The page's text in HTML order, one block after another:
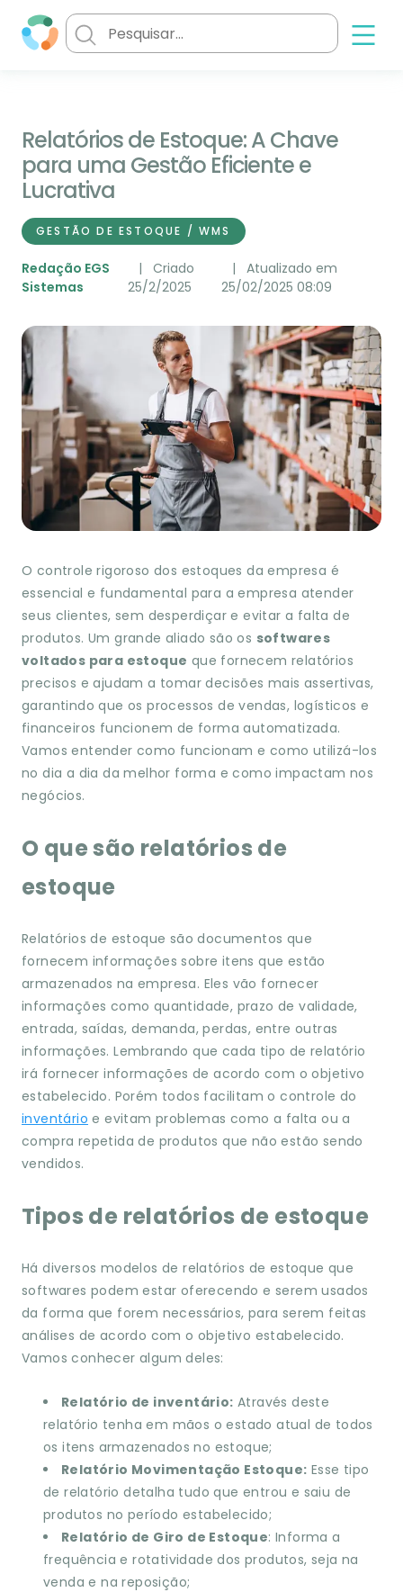
Relatórios de Estoque: A Chave
para uma Gestão Eficiente e
Lucrativa
GESTÃO DE ESTOQUE / WMS
Redação EGS
Sistemas
Criado
25/2/2025
Atualizado em
25/02/2025 08:09
O controle rigoroso dos estoques da empresa é
essencial e fundamental para a empresa atender
seus clientes, sem desperdiçar e evitar a falta de
produtos. Um grande aliado são os softwares
voltados para estoque que fornecem relatórios
precisos e ajudam a tomar decisões mais assertivas,
garantindo que os processos de vendas, logísticos e
financeiros funcionem de forma automatizada.
Vamos entender como funcionam e como utilizá-los
no dia a dia da melhor forma e como impactam nos
negócios.
O que são relatórios de
estoque
Relatórios de estoque são documentos que
fornecem informações sobre itens que estão
armazenados na empresa. Eles vão fornecer
informações como quantidade, prazo de validade,
entrada, saídas, demanda, perdas, entre outras
informações. Lembrando que cada tipo de relatório
irá fornecer informações de acordo com o objetivo
estabelecido. Porém todos facilitam o controle do
inventário e evitam problemas como a falta ou a
compra repetida de produtos que não estão sendo
vendidos.
Tipos de relatórios de estoque
Há diversos modelos de relatórios de estoque que
softwares podem estar oferecendo e serem usados
da forma que forem necessários, para serem feitas
análises de acordo com o objetivo estabelecido.
Vamos conhecer algum deles:
Relatório de inventário: Através deste
relatório tenha em mãos o estado atual de todos
os itens armazenados no estoque;
Relatório Movimentação Estoque: Esse tipo
de relatório detalha tudo que entrou e saiu de
produtos no período estabelecido;
Relatório de Giro de Estoque: Informa a
frequência e rotatividade dos produtos, seja na
venda e na reposição;